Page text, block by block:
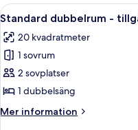
familj
Öppna
alla
foton
för
Standard
dubbelrum
-
tillgänglighetsanpassat
7
Standard dubbelrum -
20 kvadratmeter
1 sovrum
2 sovplatser
1 dubbelsäng
Mer information
Mer